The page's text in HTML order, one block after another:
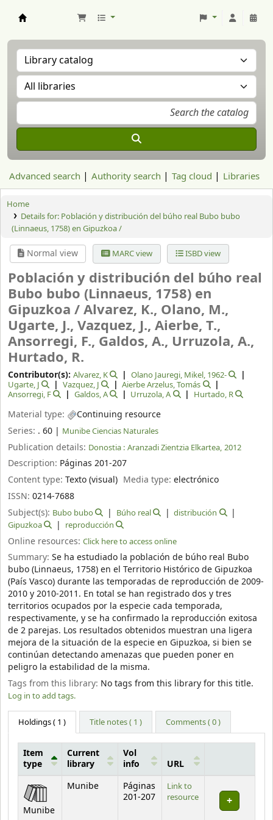
Advanced search Authority search Tag cloud Libraries
Home
Details for: Población y distribución del búho real Bubo bubo
(Linnaeus, 1758) en Gipuzkoa /
Normal view MARC view ISBD view
Población y distribución del búho real
Bubo bubo (Linnaeus, 1758) en
Gipuzkoa /Alvarez, K., Olano, M.,
Ugarte, J., Vazquez, J., Aierbe, T.,
Ansorregi, F., Galdos, A., Urruzola, A.,
Hurtado, R.
Contributor(s): Alvarez, K Olano Jauregi, Mikel, 1962-
Ugarte, J
Vazquez, J
Aierbe Arzelus, Tomás
Ansorregi, F
Galdos, A Urruzola, A Hurtado, R
Material type:
Continuing resource
Series: . 60 | Munibe Ciencias Naturales
Publication details: Donostia : Aranzadi Zientzia Elkartea, 2012
Description: Páginas 201-207
Content type: Texto (visual) Media type:electrónico
ISSN: 0214-7688
Subject(s): Bubo bubo Búho real
distribución
Gipuzkoa
reproducción
Online resources: Click here to access online
Summary: Se ha estudiado la población de búho real Bubo
bubo (Linnaeus, 1758) en el Territorio Histórico de Gipuzkoa
(País Vasco) durante las temporadas de reproducción de 2009-
2010 y 2010-2011. En total se han registrado dos y tres
territorios ocupados por la especie cada temporada,
respectivamente, y se ha confirmado la reproducción exitosa
de 2 parejas. Los resultados obtenidos muestran una ligera
mejora de la situación de la especie en Gipuzkoa, si bien se
continúan detectando amenazas que pueden poner en
peligro la estabilidad de la misma.
Tags from this library: No tags from this library for this title.
Log in to add tags.
Holdings( 1 ) Title notes ( 1 ) Comments ( 0 )
Holdings
Item
type
Current
library
Vol
info
URL
Munibe
Munibe
Páginas
201-207
Link to
resource